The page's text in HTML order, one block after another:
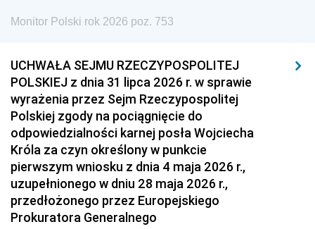
Monitor Polski rok 2026 poz. 753
UCHWAŁA SEJMU RZECZYPOSPOLITEJ
POLSKIEJ z dnia 31 lipca 2026 r. w sprawie
wyrażenia przez Sejm Rzeczypospolitej
Polskiej zgody na pociągnięcie do
odpowiedzialności karnej posła Wojciecha
Króla za czyn określony w punkcie
pierwszym wniosku z dnia 4 maja 2026 r.,
uzupełnionego w dniu 28 maja 2026 r.,
przedłożonego przez Europejskiego
Prokuratora Generalnego